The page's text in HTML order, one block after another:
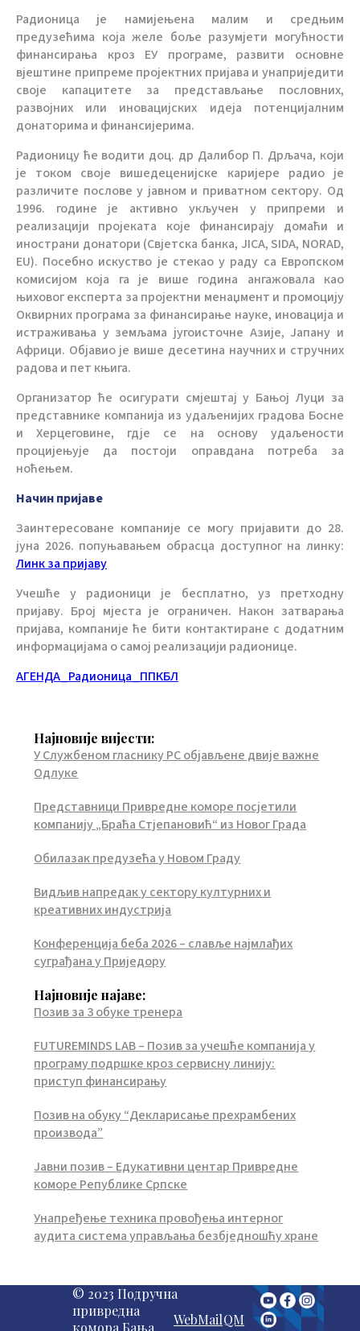
Радионица је намијењена малим и средњим
предузећима која желе боље разумјети могућности
финансирања кроз ЕУ програме, развити основне
вјештине припреме пројектних пријава и унаприједити
своје капацитете за представљање пословних,
развојних или иновацијских идеја потенцијалним
донаторима и финансијерима.
Радионицу ће водити доц. др Далибор П. Дрљача, који
је током своје вишедеценијске каријере радио је
различите послове у јавном и приватном сектору. Од
1996. године је активно укључен у припреми и
реализацији пројеката које финансирају домаћи и
инострани донатори (Свјетска банка, JICA, SIDA, NORAD,
EU). Посебно искуство је стекао у раду са Европском
комисијом која га је више година ангажовала као
њиховог експерта за пројектни менаџмент и промоцију
Оквирних програма за финансирање науке, иновација и
истраживања у земљама југоисточне Азије, Јапану и
Африци. Објавио је више десетина научних и стручних
радова и пет књига.
Организатор ће осигурати смјештај у Бањој Луци за
представнике компанија из удаљенијих градова Босне
и Херцеговине, гдје се на основу удаљености
процијењује да постоји оправдана потреба за
ноћењем.
Начин пријаве
Заинтересоване компаније се могу пријавити до 28.
јуна 2026. попуњавањем обрасца доступног на линку:
Линк за пријаву
Учешће у радионици је бесплатно, уз претходну
пријаву. Број мјеста је ограничен. Након затварања
пријава, компаније ће бити контактиране с додатним
информацијама о самој реализацији радионице.
АГЕНДА_Радионица_ППКБЛ
Најновије вијести:
У Службеном гласнику РС објављене двије важне
Одлуке
Представници Привредне коморе посјетили
компанију „Браћа Стјепановић“ из Новог Града
Обилазак предузећа у Новом Граду
Видљив напредак у сектору културних и
креативних индустрија
Конференција беба 2026 – славље најмлађих
суграђана у Приједору
Најновије најаве:
Позив за 3 обуке тренера
FUTUREMINDS LAB – Позив за учешће компанија у
програму подршке кроз сервисну линију:
приступ финансирању
Позив на обуку “Декларисање прехрамбених
производа”
Јавни позив – Едукативни центар Привредне
коморе Републике Српске
Унапређење техника провођења интерног
аудита система управљања безбједношћу хране
© 2023 Подручна
привредна
WebMailQM